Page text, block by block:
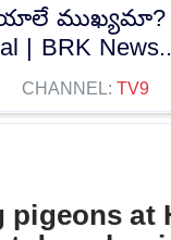
ముఖ్యమా? |
| BRK
CHANNEL: TV9
pigeons at